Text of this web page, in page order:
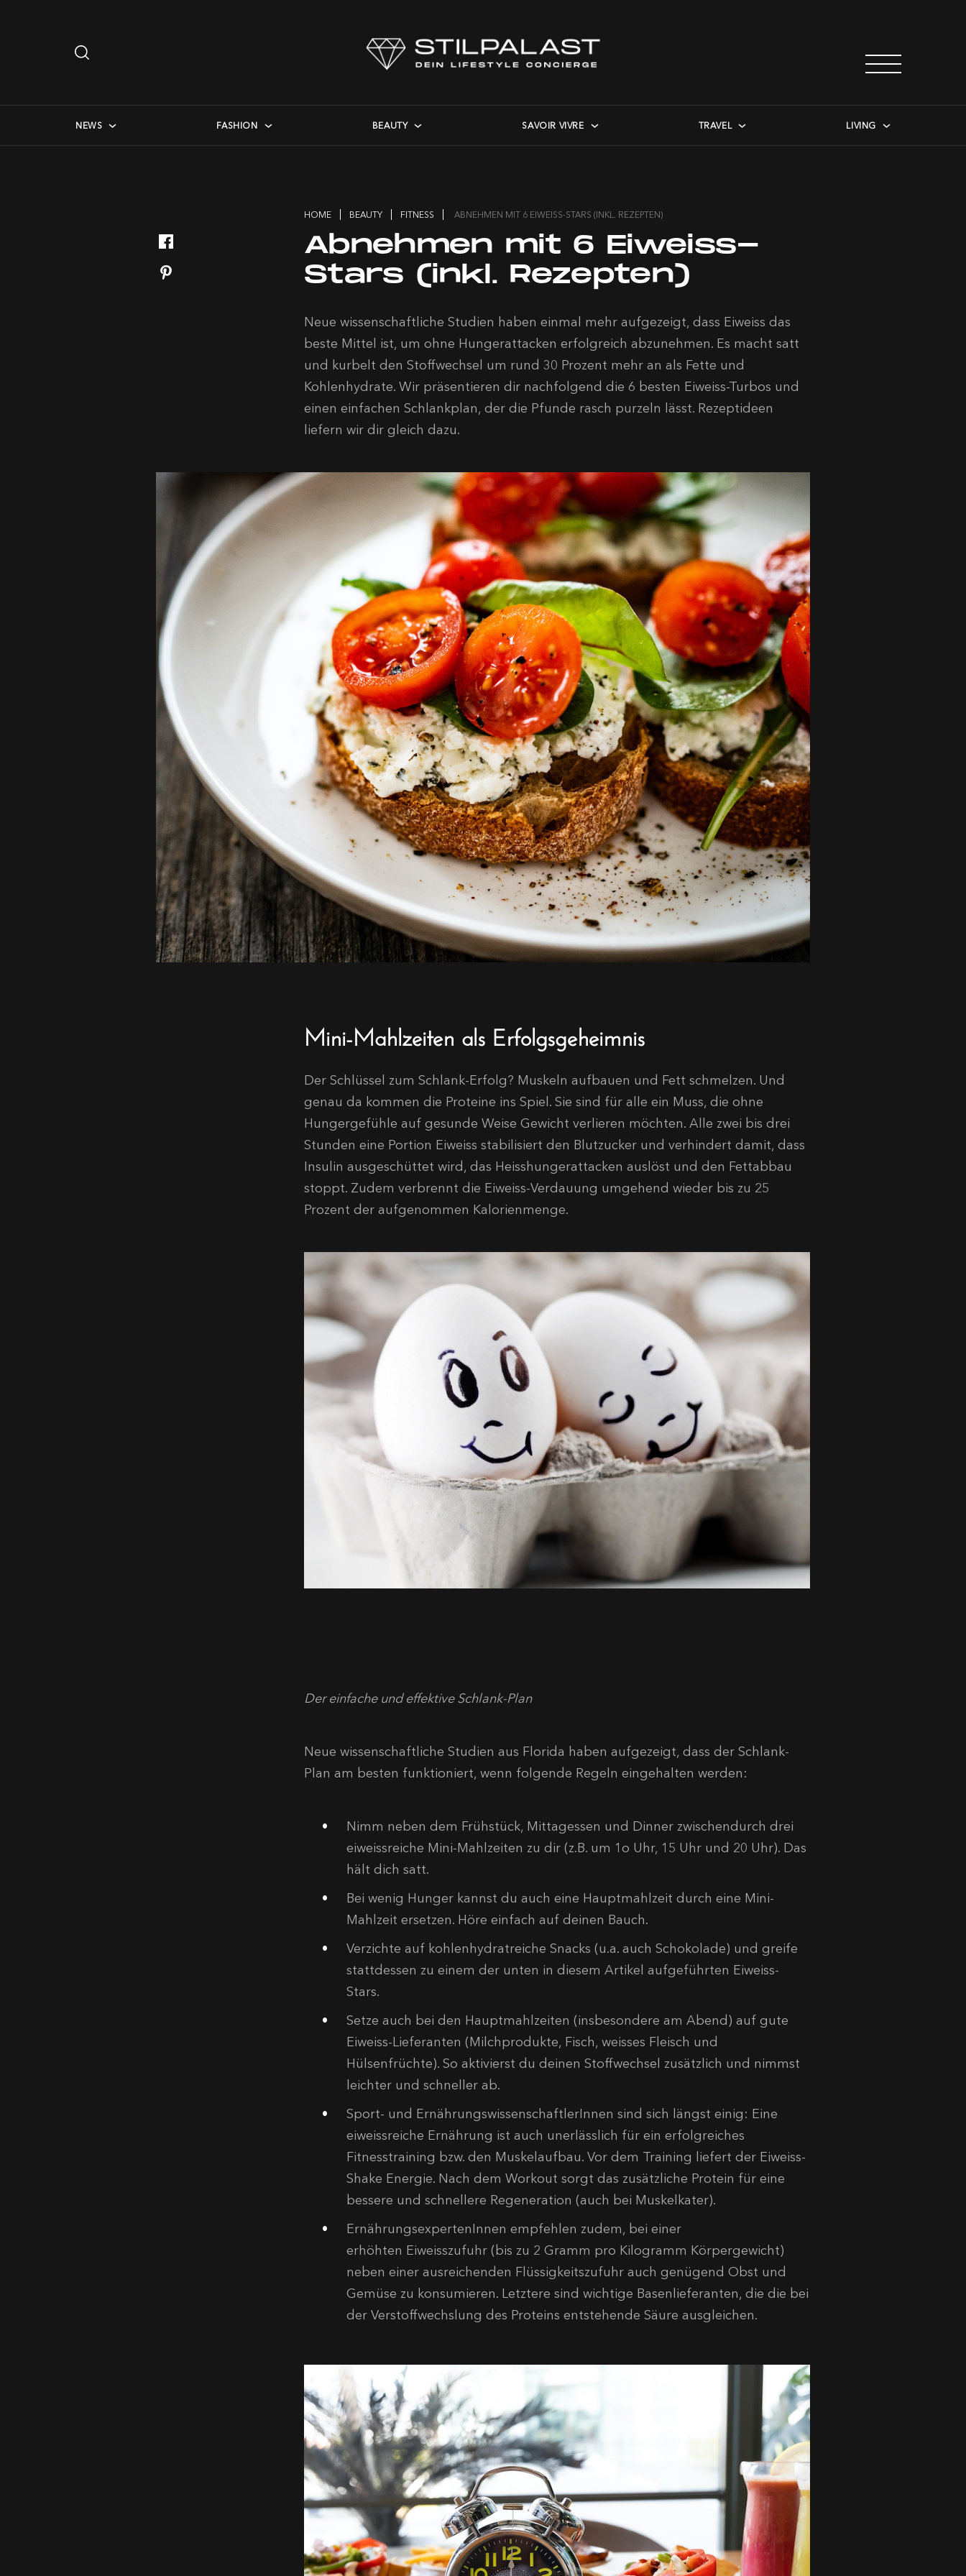
…
NEWS FASHION BEAUTY SAVOIR VIVRE TRAVEL LIVING
HOME BEAUTY FITNESS ABNEHMEN MIT 6 EIWEISS-STARS (INKL. REZEPTEN)
Abnehmen mit 6 Eiweiss-
Stars (inkl. Rezepten)
Neue wissenschaftliche Studien haben einmal mehr aufgezeigt, dass Eiweiss das
beste Mittel ist, um ohne Hungerattacken erfolgreich abzunehmen. Es macht satt
und kurbelt den Stoffwechsel um rund 30 Prozent mehr an als Fette und
Kohlenhydrate. Wir präsentieren dir nachfolgend die 6 besten Eiweiss-Turbos und
einen einfachen Schlankplan, der die Pfunde rasch purzeln lässt. Rezeptideen
liefern wir dir gleich dazu.
Mini-Mahlzeiten als Erfolgsgeheimnis
Der Schlüssel zum Schlank-Erfolg? Muskeln aufbauen und Fett schmelzen. Und
genau da kommen die Proteine ins Spiel. Sie sind für alle ein Muss, die ohne
Hungergefühle auf gesunde Weise Gewicht verlieren möchten. Alle zwei bis drei
Stunden eine Portion Eiweiss stabilisiert den Blutzucker und verhindert damit, dass
Insulin ausgeschüttet wird, das Heisshungerattacken auslöst und den Fettabbau
stoppt. Zudem verbrennt die Eiweiss-Verdauung umgehend wieder bis zu 25
Prozent der aufgenommen Kalorienmenge.
Der einfache und effektive Schlank-Plan
Neue wissenschaftliche Studien aus Florida haben aufgezeigt, dass der Schlank-
Plan am besten funktioniert, wenn folgende Regeln eingehalten werden:
Nimm neben dem Frühstück, Mittagessen und Dinner zwischendurch drei
eiweissreiche Mini-Mahlzeiten zu dir (z.B. um 1o Uhr, 15 Uhr und 20 Uhr). Das
hält dich satt.
Bei wenig Hunger kannst du auch eine Hauptmahlzeit durch eine Mini-
Mahlzeit ersetzen. Höre einfach auf deinen Bauch.
Verzichte auf kohlenhydratreiche Snacks (u.a. auch Schokolade) und greife
stattdessen zu einem der unten in diesem Artikel aufgeführten Eiweiss-
Stars.
Setze auch bei den Hauptmahlzeiten (insbesondere am Abend) auf gute
Eiweiss-Lieferanten (Milchprodukte, Fisch, weisses Fleisch und
Hülsenfrüchte). So aktivierst du deinen Stoffwechsel zusätzlich und nimmst
leichter und schneller ab.
Sport- und ErnährungswissenschaftlerInnen sind sich längst einig: Eine
eiweissreiche Ernährung ist auch unerlässlich für ein erfolgreiches
Fitnesstraining bzw. den Muskelaufbau. Vor dem Training liefert der Eiweiss-
Shake Energie. Nach dem Workout sorgt das zusätzliche Protein für eine
bessere und schnellere Regeneration (auch bei Muskelkater).
ErnährungsexpertenInnen empfehlen zudem, bei einer
erhöhten Eiweisszufuhr (bis zu 2 Gramm pro Kilogramm Körpergewicht)
neben einer ausreichenden Flüssigkeitszufuhr auch genügend Obst und
Gemüse zu konsumieren. Letztere sind wichtige Basenlieferanten, die die bei
der Verstoffwechslung des Proteins entstehende Säure ausgleichen.